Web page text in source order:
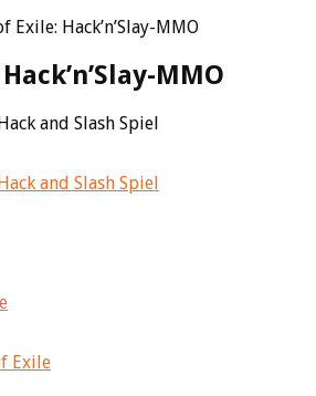
Exile: Hack’n’Slay-MMO
MMO